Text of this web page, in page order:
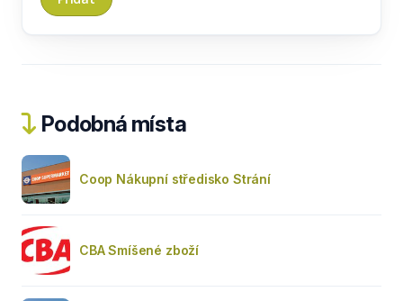
Podobná místa
Coop Nákupní středisko Strání
CBA Smíšené zboží